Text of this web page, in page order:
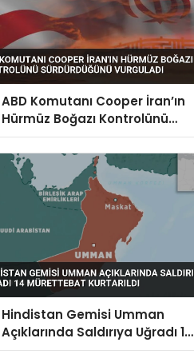
ABD Komutanı Cooper İran’ın
Hürmüz Boğazı Kontrolünü
Sürdürdüğünü Vurguladı
Hindistan Gemisi Umman
Açıklarında Saldırıya Uğradı 14
Mürettebat Kurtarıldı